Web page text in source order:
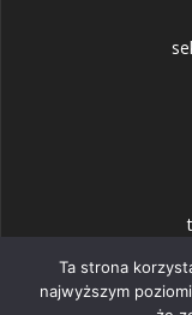
Ta strona
najwyższym